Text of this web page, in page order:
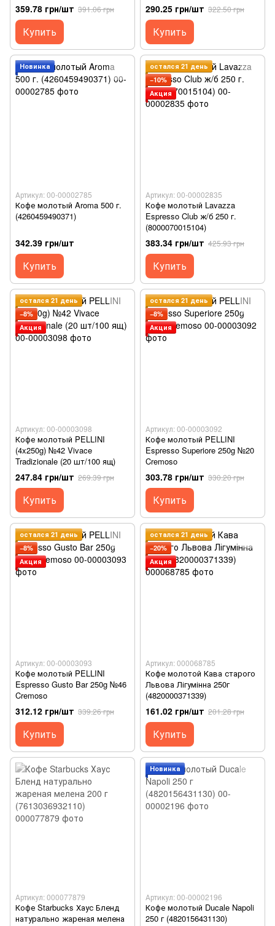
359.78 грн/шт 391.06 грн
Купить
290.25 грн/шт 322.50 грн
Купить
Новинка
Артикул: 00-00002785
Кофе молотый Aroma 500 г.
(4260459490371)
342.39 грн/шт
Купить
остался 21 день
−10%
Акция
Артикул: 00-00002835
Кофе молотый Lavazza
Espresso Club ж/б 250 г.
(8000070015104)
383.34 грн/шт 425.93 грн
Купить
остался 21 день
−8%
Акция
Артикул: 00-00003098
Кофе молотый PELLINI
(4x250g) №42 Vivace
Tradizionale (20 шт/100 ящ)
247.84 грн/шт 269.39 грн
Купить
остался 21 день
−8%
Акция
Артикул: 00-00003092
Кофе молотый PELLINI
Espresso Superiore 250g №20
Cremoso
303.78 грн/шт 330.20 грн
Купить
остался 21 день
−8%
Акция
Артикул: 00-00003093
Кофе молотый PELLINI
Espresso Gusto Bar 250g №46
Cremoso
312.12 грн/шт 339.26 грн
Купить
остался 21 день
−20%
Акция
Артикул: 000068785
Кофе молотой Кава старого
Львова Лігумінна 250г
(4820000371339)
161.02 грн/шт 201.28 грн
Купить
Артикул: 000077879
Кофе Starbucks Хаус Бленд
натурально жареная мелена
Новинка
Артикул: 00-00002196
Кофе молотый Ducale Napoli
250 г (4820156431130)